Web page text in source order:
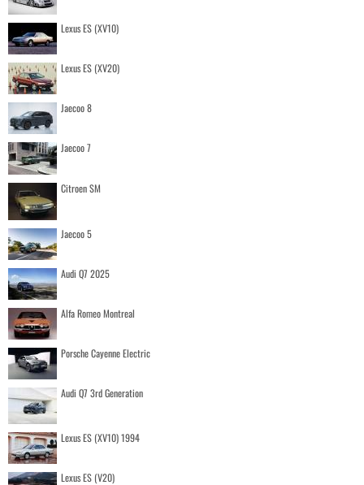
Lexus ES (XV10)
Lexus ES (XV20)
Jaecoo 8
Jaecoo 7
Citroen SM
Jaecoo 5
Audi Q7 2025
Alfa Romeo Montreal
Porsche Cayenne Electric
Audi Q7 3rd Generation
Lexus ES (XV10) 1994
Lexus ES (V20)